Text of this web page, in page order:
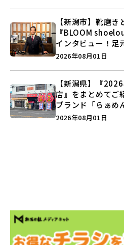
【新潟市】靴磨
『BLOOM
インタビュー！足
つくる装いの提案
2026年08月01日
【新潟県】『
店』をまとめてご
ブランド「らぁめ
しょうがの空」な
2026年08月01日